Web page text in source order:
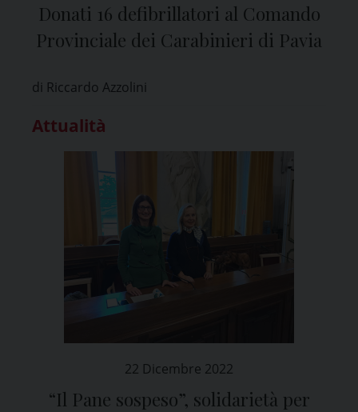
Donati 16 defibrillatori al Comando
Provinciale dei Carabinieri di Pavia
di Riccardo Azzolini
Attualità
22 Dicembre 2022
“Il Pane sospeso”, solidarietà per